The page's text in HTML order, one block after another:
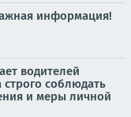
информация!
водителей
строго соблюдать
и меры личной